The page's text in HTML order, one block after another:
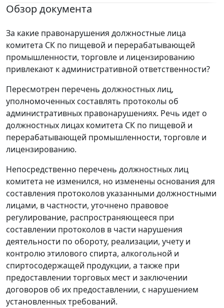
Обзор документа
За какие правонарушения должностные лица
комитета СК по пищевой и перерабатывающей
промышленности, торговле и лицензированию
привлекают к административной ответственности?
Пересмотрен перечень должностных лиц,
уполномоченных составлять протоколы об
административных правонарушениях. Речь идет о
должностных лицах комитета СК по пищевой и
перерабатывающей промышленности, торговле и
лицензированию.
Непосредственно перечень должностных лиц
комитета не изменился, но изменены основания для
составления протоколов указанными должностными
лицами, в частности, уточнено правовое
регулирование, распространяющееся при
составлении протоколов в части нарушения
деятельности по обороту, реализации, учету и
контролю этилового спирта, алкогольной и
спиртосодержащей продукции, а также при
предоставлении торговых мест и заключении
договоров об их предоставлении, с нарушением
установленных требований.